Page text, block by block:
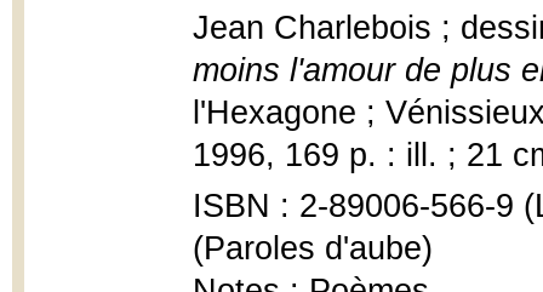
Jean Charlebois ;
moins l'amour de plus
l'Hexagone ;
1996, 169 p. : ill. ; 21
ISBN : 2-89006-566-9
(Paroles d'aube)